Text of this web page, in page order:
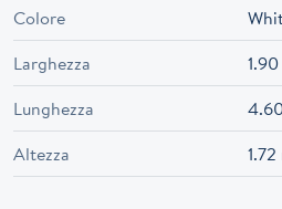
Colore
Larghezza
Lunghezza
Altezza
1.72